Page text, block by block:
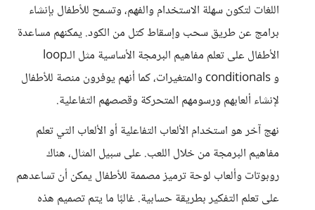
اللغات لتكون سهلة الاستخدام والفهم، وتسمح للأطفال بإنشاء
برامج عن طريق سحب وإسقاط كتل من الكود. يمكنهم مساعدة
الأطفال على تعلم مفاهيم البرمجة الأساسية مثل الـloop
و conditionals والمتغيرات، كما أنهم يوفرون منصة للأطفال
لإنشاء ألعابهم ورسومهم المتحركة وقصصهم التفاعلية.
نهج آخر هو استخدام الألعاب التفاعلية أو الألعاب التي تعلم
مفاهيم البرمجة من خلال اللعب. على سبيل المثال، هناك
روبوتات وألعاب لوحة ترميز مصممة للأطفال يمكن أن تساعدهم
على تعلم التفكير بطريقة حسابية. غالبًا ما يتم تصميم هذه